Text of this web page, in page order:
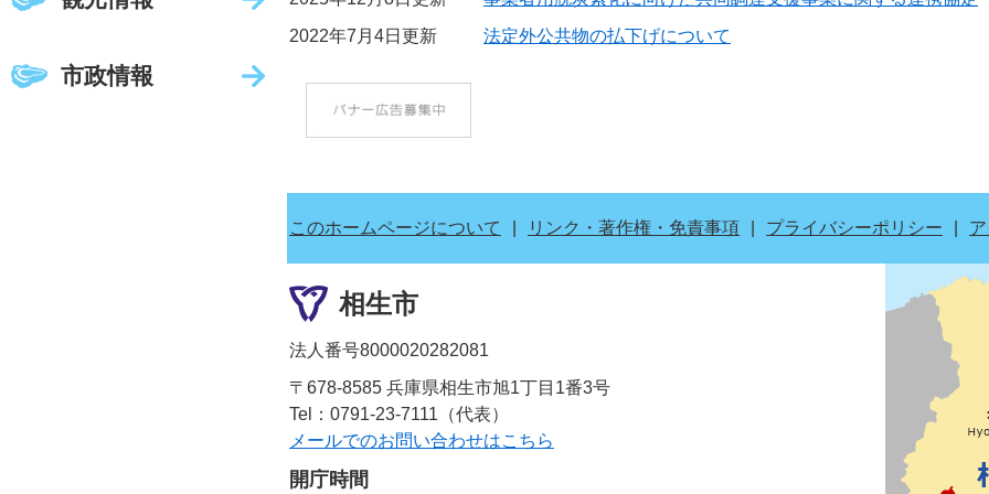
市政情報
2022年7月4日更新
法定外公共物の払下げについて
このホームページについて リンク・著作権・免責事項 プライバシーポリシー
相生市
法人番号8000020282081
〒678-8585 兵庫県相生市旭1丁目1番3号
Tel：0791-23-7111（代表）
メールでのお問い合わせはこちら
開庁時間